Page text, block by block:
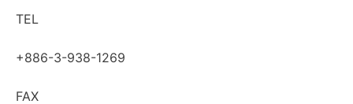
TEL
+886-3-938-1269
FAX